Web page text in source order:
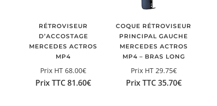
RÉTROVISEUR
D’ACCOSTAGE
MERCEDES ACTROS
MP4
Prix HT68.00€
Prix TTC81.60€
COQUE RÉTROVISEUR
PRINCIPAL GAUCHE
MERCEDES ACTROS
MP4 – BRAS LONG
Prix HT 29.75€
Prix TTC35.70€